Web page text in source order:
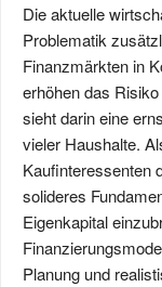
Die aktuelle
Problematik
Finanzmärkten in
erhöhen das
sieht darin eine
vieler Haushalte.
Kaufinteressenten
solideres
Eigenkapital
Planung und